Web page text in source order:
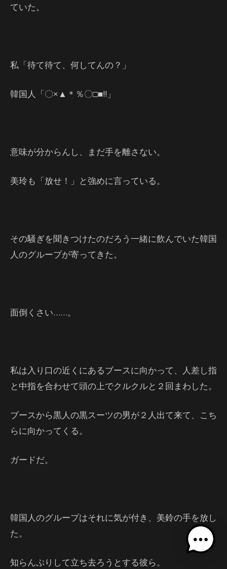
ていた。
私「待て待て、何してんの？」
韓国人「〇×▲＊％〇□■!!」
意味が分からんし、まだ手を離さない。
美玲も「放せ！」と強めに言っている。
その騒ぎを聞きつけたのだろう一緒に飲んでいた韓国
人のグループが寄ってきた。
面倒くさい……。
私は入り口の近くにあるブースに向かって、人差し指
と中指を合わせて頭の上でクルクルと２回まわした。
ブースから黒人の黒スーツの男が２人出て来て、こち
らに向かってくる。
ガードだ。
韓国人のグループはそれに気が付き、美鈴の手を放し
た。
知らんぷりして立ち去ろうとする彼ら。